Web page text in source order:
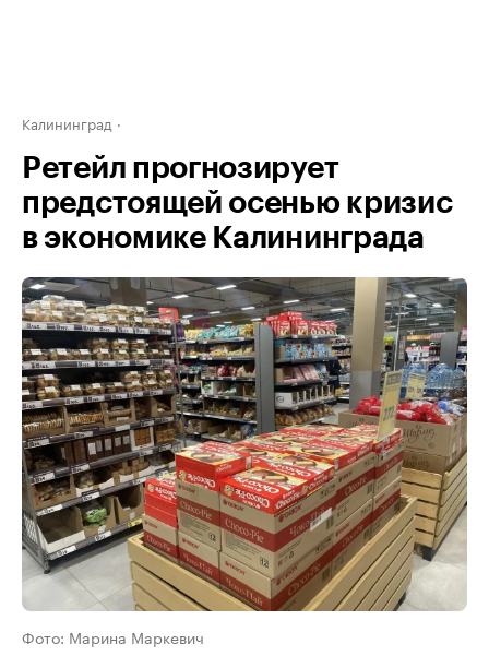
Калининград
Ретейл прогнозирует
предстоящей осенью кризис
в экономике Калининграда
Фото: Марина Маркевич